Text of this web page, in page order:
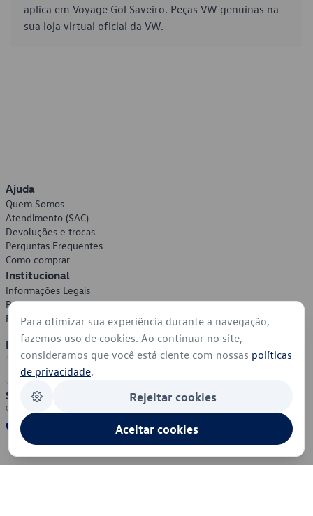
aplica em Voyage Gol Saveiro. Peças VW genuínas na
sua loja virtual oficial da VW.
Ajuda
Quem Somos
Atendimento (SAC)
Devoluções e trocas
Perguntas Frequentes
Como comprar
Institucional
Informações Legais
Política de Privacidade
Política de Cookies
Formas de Pagamento
Segurança
Para otimizar sua experiência durante a navegação,
fazemos uso de cookies. Ao continuar no site,
consideramos que você está ciente com nossas políticas
de privacidade.
Rejeitar cookies
Aceitar cookies